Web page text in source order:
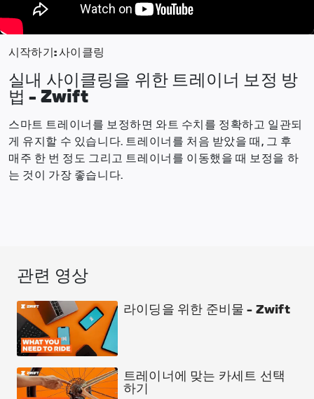
시작하기: 사이클링
실내 사이클링을 위한 트레이너 보정 방
법 - Zwift
스마트 트레이너를 보정하면 와트 수치를 정확하고 일관되
게 유지할 수 있습니다. 트레이너를 처음 받았을 때, 그 후
매주 한 번 정도 그리고 트레이너를 이동했을 때 보정을 하
는 것이 가장 좋습니다.
관련 영상
라이딩을 위한 준비물 - Zwift
트레이너에 맞는 카세트 선택
하기